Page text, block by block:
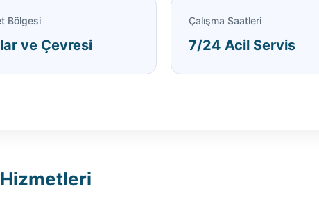
Bölgesi
ve Çevresi
Çalışma Saatleri
7/24 Acil Servis
Hizmetleri